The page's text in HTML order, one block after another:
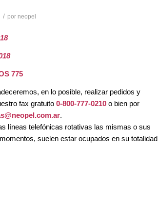
/ por neopel
775
en lo posible, realizar pedidos y
fax gratuito 0-800-777-0210 o bien por
.
líneas telefónicas rotativas las mismas o sus
suelen estar ocupados en su totalidad